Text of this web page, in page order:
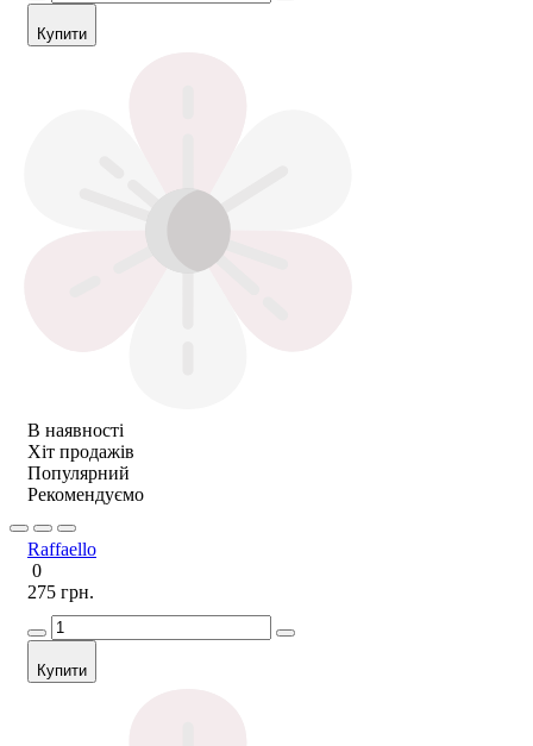
Купити
В наявності
Хіт продажів
Популярний
Рекомендуємо
Raffaello
0
275 грн.
Купити